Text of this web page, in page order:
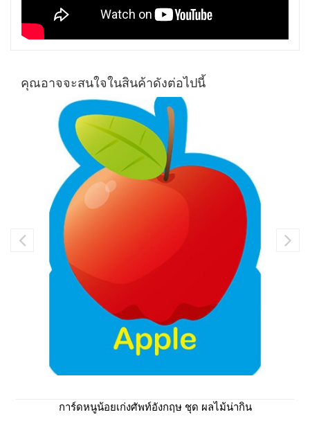
คุณอาจจะสนใจในสินค้าดังต่อไปนี้
การ์ดหนูน้อยเก่งศัพท์อังกฤษ ชุด ผลไม้น่ากิน